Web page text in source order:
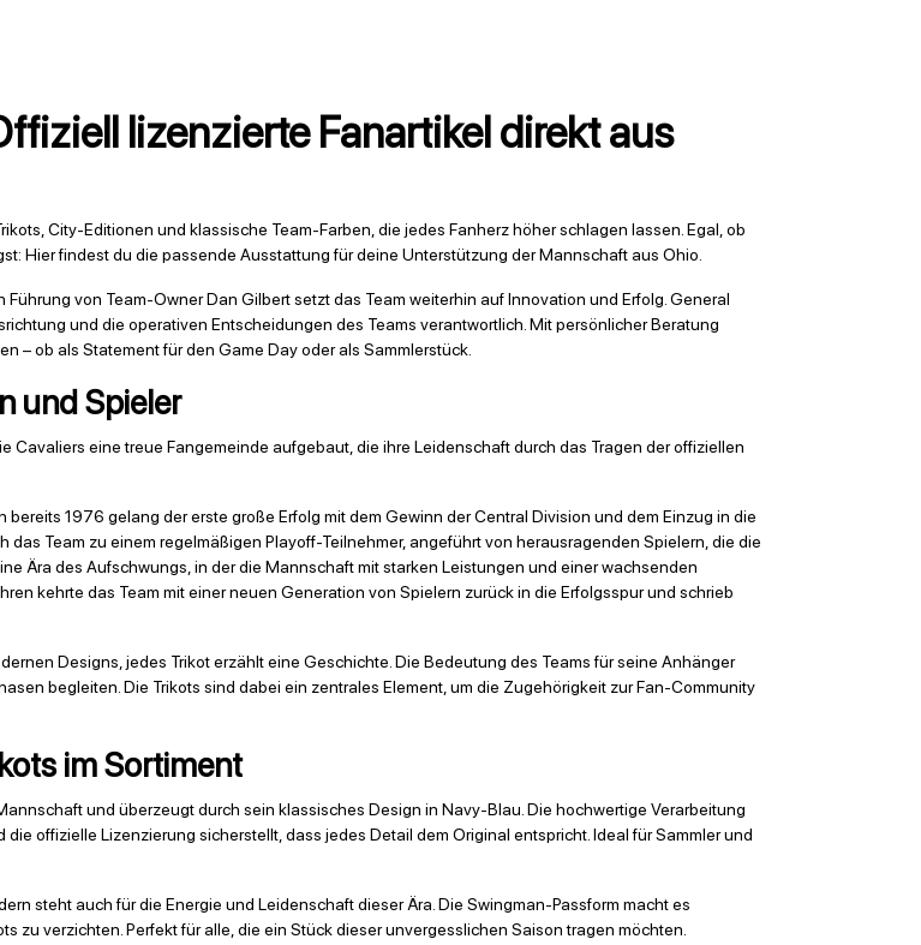
lizenzierte Fanartikel direkt aus
City-Editionen und klassische Team-Farben, die jedes Fanherz höher schlagen lassen. Egal, ob
Hier findest du die passende Ausstattung für deine Unterstützung der Mannschaft aus Ohio.
von Team-Owner Dan Gilbert setzt das Team weiterhin auf Innovation und Erfolg. General
und die operativen Entscheidungen des Teams verantwortlich. Mit persönlicher Beratung
– ob als Statement für den Game Day oder als Sammlerstück.
und Spieler
Cavaliers eine treue Fangemeinde aufgebaut, die ihre Leidenschaft durch das Tragen der offiziellen
1976 gelang der erste große Erfolg mit dem Gewinn der Central Division und dem Einzug in die
Team zu einem regelmäßigen Playoff-Teilnehmer, angeführt von herausragenden Spielern, die die
Ära des Aufschwungs, in der die Mannschaft mit starken Leistungen und einer wachsenden
kehrte das Team mit einer neuen Generation von Spielern zurück in die Erfolgsspur und schrieb
Designs, jedes Trikot erzählt eine Geschichte. Die Bedeutung des Teams für seine Anhänger
begleiten. Die Trikots sind dabei ein zentrales Element, um die Zugehörigkeit zur Fan-Community
im Sortiment
und überzeugt durch sein klassisches Design in Navy-Blau. Die hochwertige Verarbeitung
offizielle Lizenzierung sicherstellt, dass jedes Detail dem Original entspricht. Ideal für Sammler und
steht auch für die Energie und Leidenschaft dieser Ära. Die Swingman-Passform macht es
verzichten. Perfekt für alle, die ein Stück dieser unvergesslichen Saison tragen möchten.